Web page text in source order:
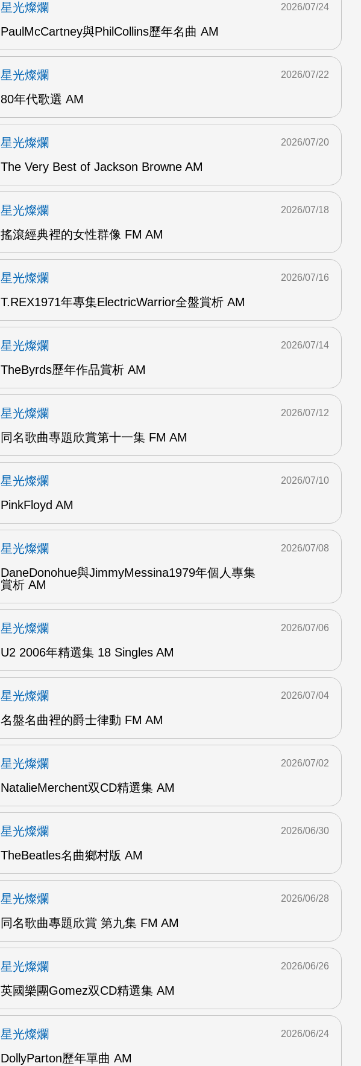
星光燦爛
PaulMcCartney與PhilCollins歷年名曲 AM
2026/07/24
星光燦爛
80年代歌選 AM
2026/07/22
星光燦爛
The Very Best of Jackson Browne AM
2026/07/20
星光燦爛
搖滾經典裡的女性群像 FM AM
2026/07/18
星光燦爛
T.REX1971年專集ElectricWarrior全盤賞析 AM
2026/07/16
星光燦爛
TheByrds歷年作品賞析 AM
2026/07/14
星光燦爛
同名歌曲專題欣賞第十一集 FM AM
2026/07/12
星光燦爛
PinkFloyd AM
2026/07/10
星光燦爛
DaneDonohue與JimmyMessina1979年個人專集
賞析 AM
2026/07/08
星光燦爛
U2 2006年精選集 18 Singles AM
2026/07/06
星光燦爛
名盤名曲裡的爵士律動 FM AM
2026/07/04
星光燦爛
NatalieMerchent双CD精選集 AM
2026/07/02
星光燦爛
TheBeatles名曲鄉村版 AM
2026/06/30
星光燦爛
同名歌曲專題欣賞 第九集 FM AM
2026/06/28
星光燦爛
英國樂團Gomez双CD精選集 AM
2026/06/26
星光燦爛
DollyParton歷年單曲 AM
2026/06/24